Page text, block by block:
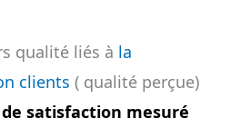
qualité liés à la
clients ( qualité perçue)
satisfaction mesuré